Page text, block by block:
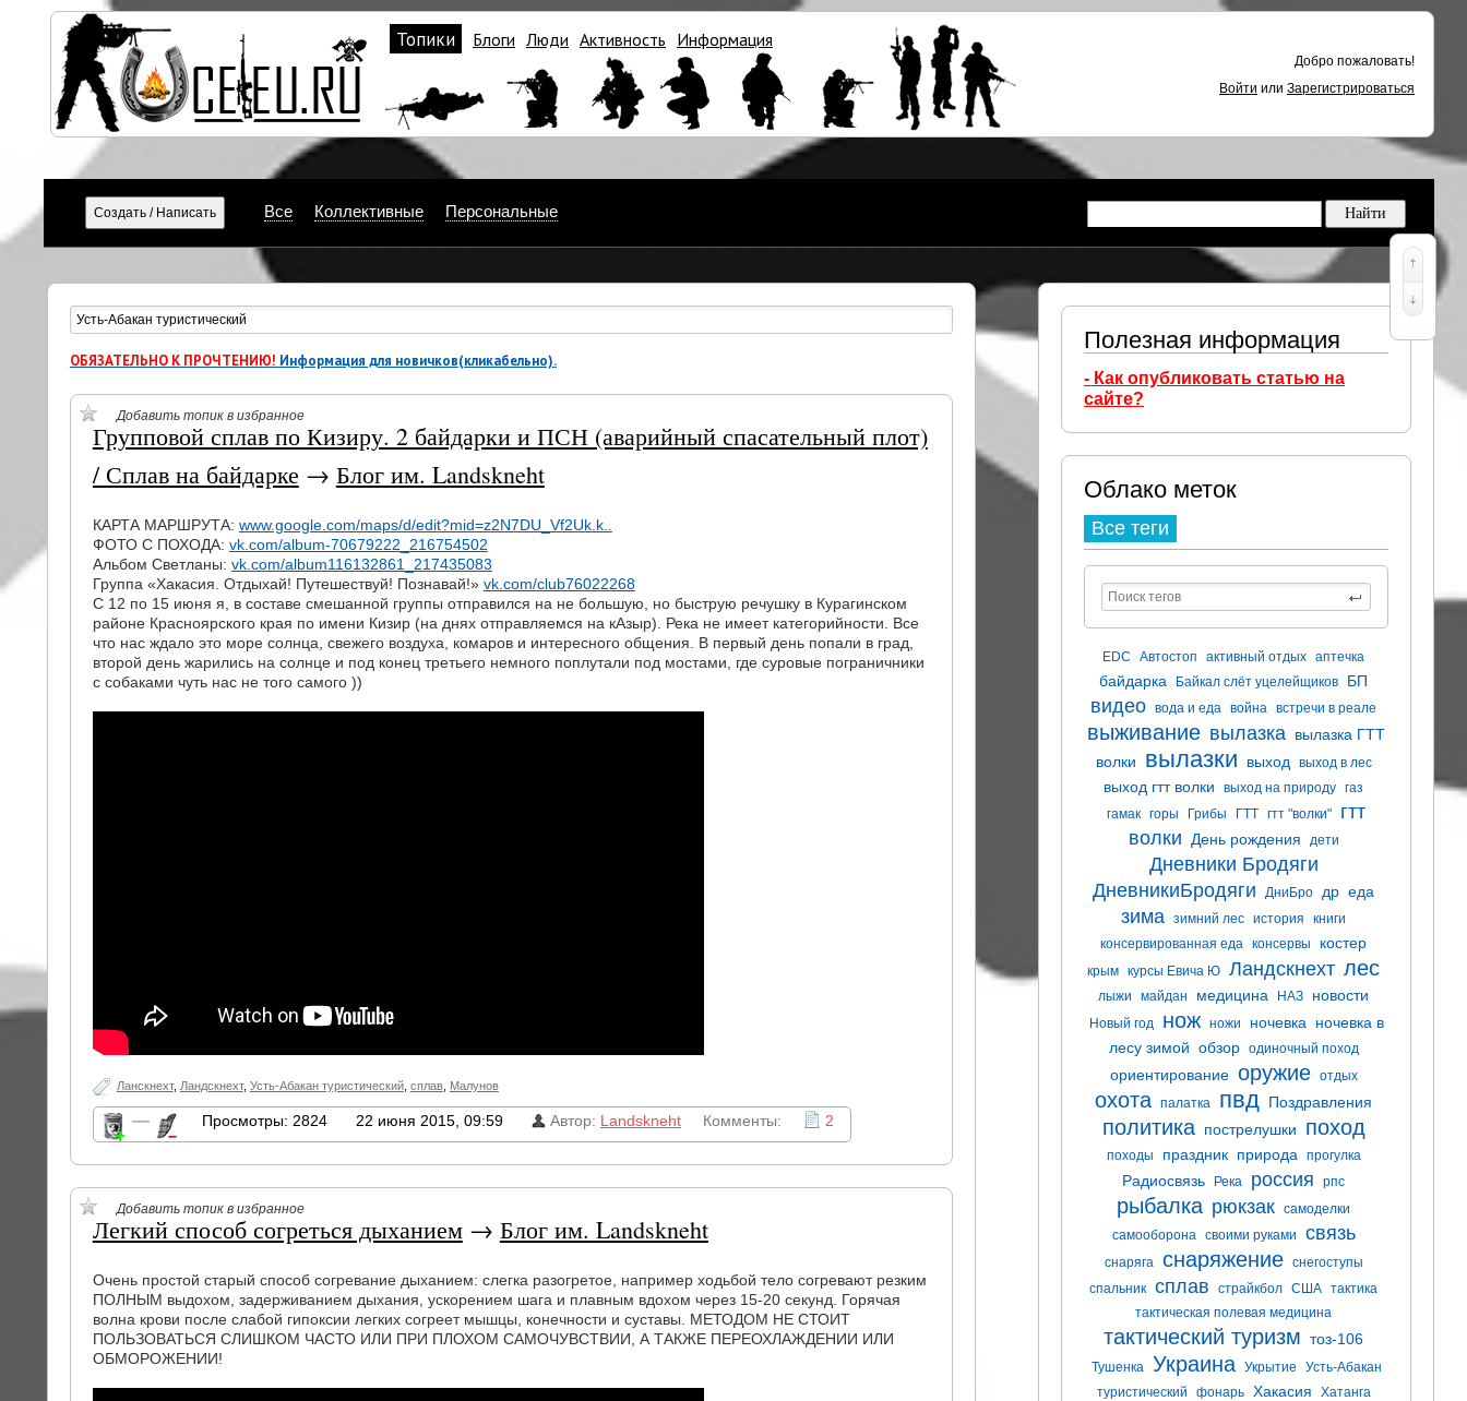
Топики Блоги Люди Активность Информация
Добро пожаловать!
Войти или Зарегистрироваться
Все Коллективные Персональные
Полезная информация
- Как опубликовать статью на
сайте?
Облако меток
Все теги
EDC Автостоп активный отдых аптечка
байдарка Байкал слёт уцелейщиков БП
видео вода и еда война встречи в реале
выживание вылазка вылазка ГТТ
волки
вылазки выход выход в лес
выход гтт волки выход на природу газ
гамак горы Грибы ГТТ гтт "волки"
гтт
волки
День рождения дети
Дневники Бродяги
ДневникиБродяги
ДниБро др еда
зима зимний лес история
книги
консервированная еда консервы костер
крым курсы Евича Ю Ландскнехт лес
лыжи майдан медицина НАЗ новости
Новый год нож ножи ночевка
ночевка в
лесу зимой обзор одиночный поход
ориентирование оружие отдых
охота палатка пвд Поздравления
политика пострелушки поход
походы праздник природа прогулка
Радиосвязь Река россия рпс
рыбалка рюкзак самоделки
самооборона
своими руками связь
снаряга снаряжение
снегоступы
спальник сплав страйкбол США тактика
тактическая полевая медицина
тактический туризм тоз-106
Тушенка Украина Укрытие
Усть-Абакан
туристический
фонарь Хакасия
Хатанга
ОБЯЗАТЕЛЬНО К ПРОЧТЕНИЮ! Информация для новичков(кликабельно).
Добавить топик в избранное
Групповой сплав по Кизиру. 2 байдарки и ПСН (аварийный спасательный плот)
/ Сплав на байдарке → Блог им. Landskneht
КАРТА МАРШРУТА: www.google.com/maps/d/edit?mid=z2N7DU_Vf2Uk.k..
ФОТО С ПОХОДА: vk.com/album-70679222_216754502
Альбом Светланы: vk.com/album116132861_217435083
Группа «Хакасия. Отдыхай! Путешествуй! Познавай!» vk.com/club76022268
С 12 по 15 июня я, в составе смешанной группы отправился на не большую, но быструю речушку в Курагинском
районе Красноярского края по имени Кизир (на днях отправляемся на кАзыр). Река не имеет категорийности. Все
что нас ждало это море солнца, свежего воздуха, комаров и интересного общения. В первый день попали в град,
второй день жарились на солнце и под конец третьего немного поплутали под мостами, где суровые пограничники
с собаками чуть нас не того самого ))
Ланскнехт, Ландскнехт, Усть-Абакан туристический, сплав, Малунов
— Просмотры: 2824 22 июня 2015, 09:59 Автор: LandsknehtКомменты: 2
Добавить топик в избранное
Легкий способ согреться дыханием→ Блог им. Landskneht
Очень простой старый способ согревание дыханием: слегка разогретое, например ходьбой тело согревают резким
ПОЛНЫМ выдохом, задерживанием дыхания, ускорением шага и плавным вдохом через 15-20 секунд. Горячая
волна крови после слабой гипоксии легких согреет мышцы, конечности и суставы. МЕТОДОМ НЕ СТОИТ
ПОЛЬЗОВАТЬСЯ СЛИШКОМ ЧАСТО ИЛИ ПРИ ПЛОХОМ САМОЧУВСТВИИ, А ТАКЖЕ ПЕРЕОХЛАЖДЕНИИ ИЛИ
ОБМОРОЖЕНИИ!